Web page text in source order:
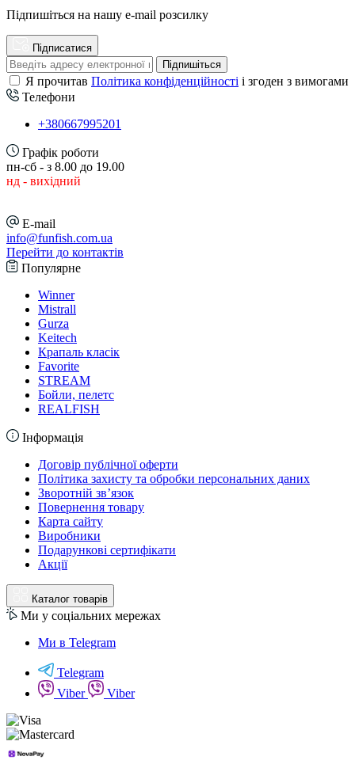
Підпишіться на нашу e-mail розсилку
Підписатися
Підпишіться
Я прочитав Політика конфіденційності і згоден з вимогами
Телефони
+380667995201
Графік роботи
пн-сб - з 8.00 до 19.00
нд - вихідний
E-mail
info@funfish.com.ua
Перейти до контактів
Популярне
Winner
Mistrall
Gurza
Keitech
Крапаль класік
Favorite
STREAM
Бойли, пелетс
REALFISH
Інформація
Договір публічної оферти
Політика захисту та обробки персональних даних
Зворотній зв’язок
Повернення товару
Карта сайту
Виробники
Подарункові сертифікати
Акції
Каталог товарів
Ми у соціальних мережах
Ми в Telegram
Telegram
Viber
Viber